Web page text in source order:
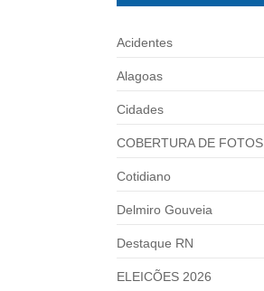
Acidentes
Alagoas
Cidades
COBERTURA DE FOTOS
Cotidiano
Delmiro Gouveia
Destaque RN
ELEICÕES 2026